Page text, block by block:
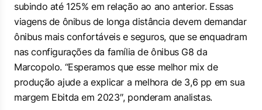
subindo até 125% em relação ao ano anterior. Essas
viagens de ônibus de longa distância devem demandar
ônibus mais confortáveis ​​e seguros, que se enquadram
nas configurações da família de ônibus G8 da
Marcopolo. “Esperamos que esse melhor mix de
produção ajude a explicar a melhora de 3,6 pp em sua
margem Ebitda em 2023″, ponderam analistas.